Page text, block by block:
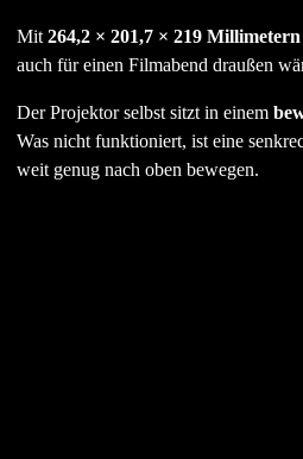
Mit 264,2 × 201,7 × 219 Millimetern
auch für einen Filmabend draußen
Der Projektor selbst sitzt in einem
Was nicht funktioniert, ist eine
weit genug nach oben bewegen.